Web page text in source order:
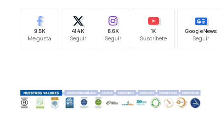
9.5K
Me gusta
41.4K
Seguir
6.6K
Seguir
1K
Suscríbete
Google News
Seguir